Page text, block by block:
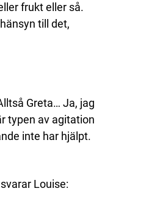
frukt eller så.
till det,
Greta… Ja, jag
typen av agitation
inte har hjälpt.
Louise: